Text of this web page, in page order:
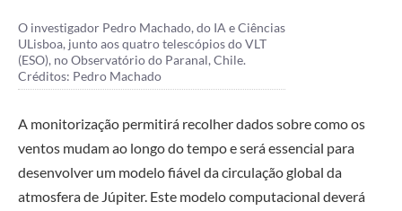
O investigador Pedro Machado, do IA e Ciências
ULisboa, junto aos quatro telescópios do VLT
(ESO), no Observatório do Paranal, Chile.
Créditos: Pedro Machado
A monitorização permitirá recolher dados sobre como os
ventos mudam ao longo do tempo e será essencial para
desenvolver um modelo fiável da circulação global da
atmosfera de Júpiter. Este modelo computacional deverá